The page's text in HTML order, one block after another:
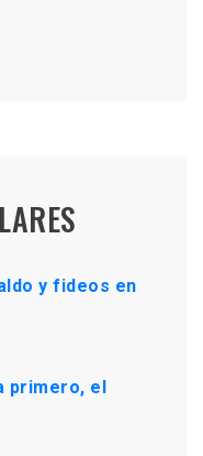
y fideos en
primero, el